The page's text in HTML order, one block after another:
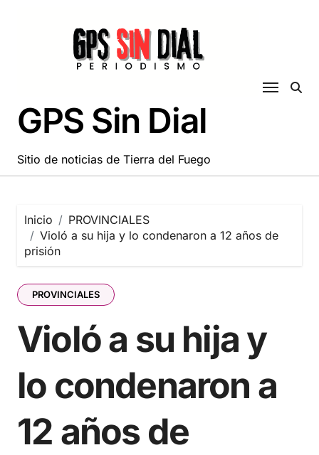
GPS Sin Dial
Sitio de noticias de Tierra del Fuego
Inicio
PROVINCIALES
Violó a su hija y lo condenaron a 12 años de
prisión
PROVINCIALES
Violó a su hija y
lo condenaron a
12 años de